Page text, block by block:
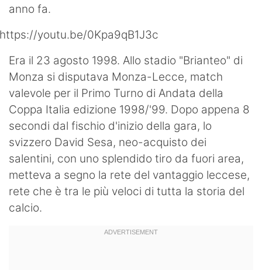
Altre
News
Turismo
Eventi
anno fa.
https://youtu.be/0Kpa9qB1J3c
Era il 23 agosto 1998. Allo stadio "Brianteo" di
Monza si disputava Monza-Lecce, match
valevole per il Primo Turno di Andata della
Coppa Italia edizione 1998/'99. Dopo appena 8
secondi dal fischio d'inizio della gara, lo
svizzero David Sesa, neo-acquisto dei
salentini, con uno splendido tiro da fuori area,
metteva a segno la rete del vantaggio leccese,
rete che è tra le più veloci di tutta la storia del
calcio.